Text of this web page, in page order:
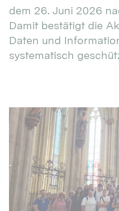
dem 26. Juni 2026
Damit bestätigt die
Daten und
systematisch